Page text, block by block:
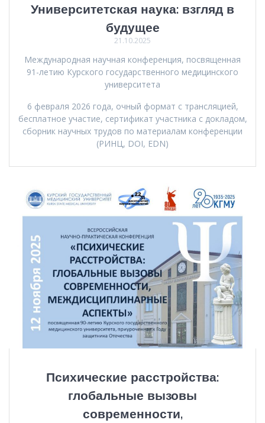
Университетская наука: взгляд в
будущее
21.10.2025
Международная научная конференция, посвященная
91-летию Курского государственного медицинского
университета
6 февраля 2026 года, очный формат с трансляцией,
бесплатное участие, сертификат участника с докладом,
сборник научных трудов по материалам конференции
(РИНЦ, DOI, EDN)
Психические расстройства:
глобальные вызовы
современности,